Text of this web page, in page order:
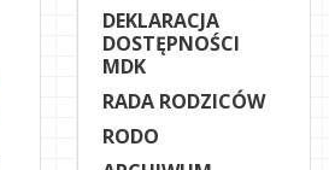
DEKLARACJA
DOSTĘPNOŚCI
MDK
RADA RODZICÓW
RODO